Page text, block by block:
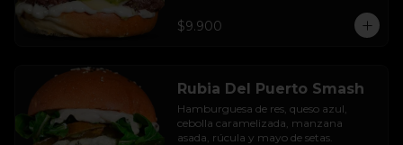
$9.900
Rubia Del Puerto Smash
Hamburguesa de res, queso azul,
cebolla caramelizada, manzana
asada, rúcula y mayo de setas.